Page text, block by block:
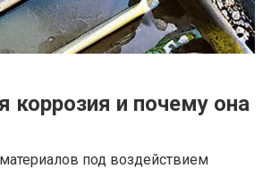
коррозия и почему она
под воздействием